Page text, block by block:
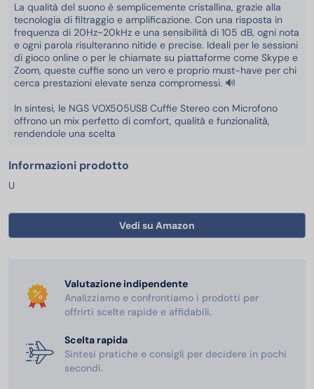
La qualità del suono è semplicemente cristallina, grazie alla
tecnologia di filtraggio e amplificazione. Con una risposta in
frequenza di 20Hz~20kHz e una sensibilità di 105 dB, ogni nota
e ogni parola risulteranno nitide e precise. Ideali per le sessioni
di gioco online o per le chiamate su piattaforme come Skype e
Zoom, queste cuffie sono un vero e proprio must-have per chi
cerca prestazioni elevate senza compromessi. 🔊
In sintesi, le NGS VOX505USB Cuffie Stereo con Microfono
offrono un mix perfetto di comfort, qualità e funzionalità,
rendendole una scelta
Informazioni prodotto
U
Vedi su Amazon
Valutazione indipendente
Analizziamo e confrontiamo i prodotti per
offrirti scelte rapide e affidabili.
Scelta rapida
Sintesi pratiche e consigli per decidere in pochi
secondi.